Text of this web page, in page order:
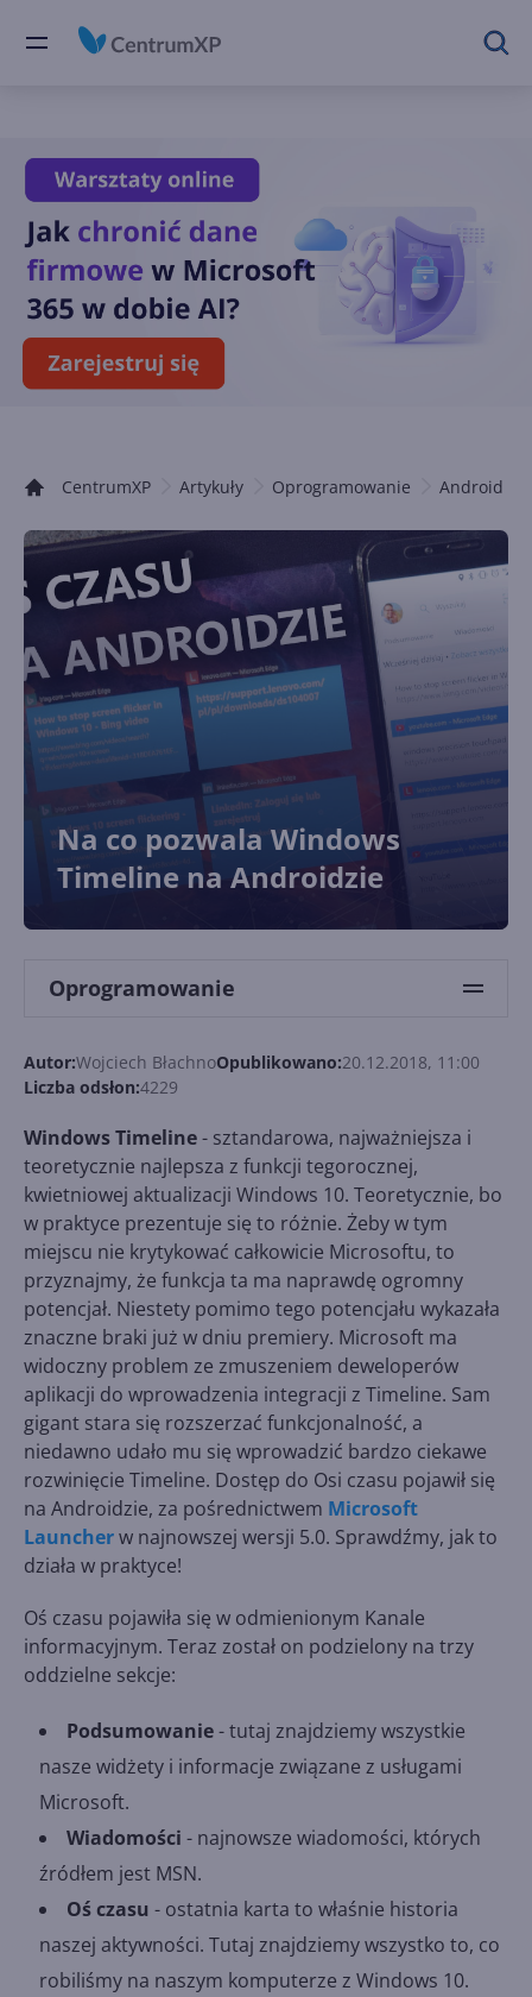
CentrumXP Artykuły Oprogramowanie Android
Na co pozwala Windows
Timeline na Androidzie
Oprogramowanie
Autor:Wojciech BłachnoOpublikowano:20.12.2018, 11:00
Liczba odsłon:4229
Windows Timeline- sztandarowa, najważniejsza i
teoretycznie najlepsza z funkcji tegorocznej,
kwietniowej aktualizacji Windows 10. Teoretycznie, bo
w praktyce prezentuje się to różnie. Żeby w tym
miejscu nie krytykować całkowicie Microsoftu, to
przyznajmy, że funkcja ta ma naprawdę ogromny
potencjał. Niestety pomimo tego potencjału wykazała
znaczne braki już w dniu premiery. Microsoft ma
widoczny problem ze zmuszeniem deweloperów
aplikacji do wprowadzenia integracji z Timeline. Sam
gigant stara się rozszerzać funkcjonalność, a
niedawno udało mu się wprowadzić bardzo ciekawe
rozwinięcie Timeline. Dostęp do Osi czasu pojawił się
na Androidzie, za pośrednictwem Microsoft
Launcherw najnowszej wersji 5.0. Sprawdźmy, jak to
działa w praktyce!
Oś czasu pojawiła się w odmienionym Kanale
informacyjnym. Teraz został on podzielony na trzy
oddzielne sekcje:
Podsumowanie- tutaj znajdziemy wszystkie
nasze widżety i informacje związane z usługami
Microsoft.
Wiadomości - najnowsze wiadomości, których
źródłem jest MSN.
Oś czasu - ostatnia karta to właśnie historia
naszej aktywności. Tutaj znajdziemy wszystko to, co
robiliśmy na naszym komputerze z Windows 10.